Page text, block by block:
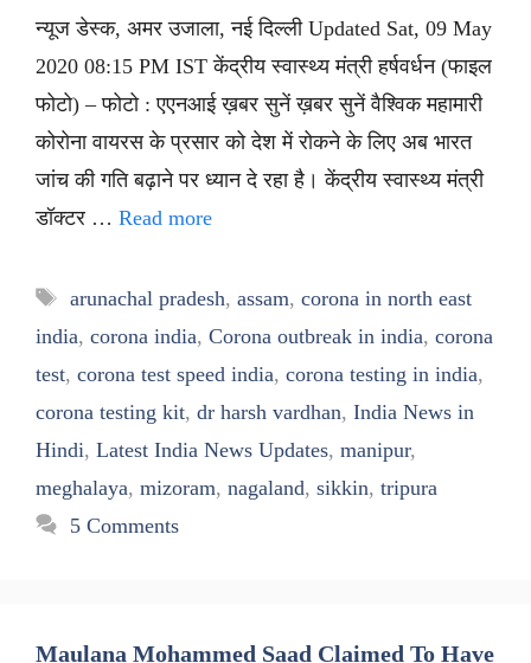
न्यूज डेस्क, अमर उजाला, नई दिल्ली Updated Sat, 09 May
2020 08:15 PM IST केंद्रीय स्वास्थ्य मंत्री हर्षवर्धन (फाइल
फोटो) – फोटो : एएनआई ख़बर सुनें ख़बर सुनें वैश्विक महामारी
कोरोना वायरस के प्रसार को देश में रोकने के लिए अब भारत
जांच की गति बढ़ाने पर ध्यान दे रहा है। केंद्रीय स्वास्थ्य मंत्री
डॉक्टर … Read more
Tags
arunachal pradesh, assam, corona in north east
india, corona india, Corona outbreak in india, corona
test, corona test speed india, corona testing in india,
corona testing kit, dr harsh vardhan, India News in
Hindi, Latest India News Updates, manipur,
meghalaya, mizoram, nagaland, sikkin, tripura
5 Comments
Maulana Mohammed Saad Claimed To Have